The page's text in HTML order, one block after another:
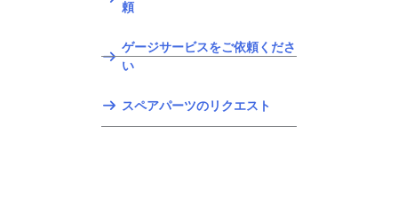
頼
ゲージサービスをご依頼くださ
い
スペアパーツのリクエスト